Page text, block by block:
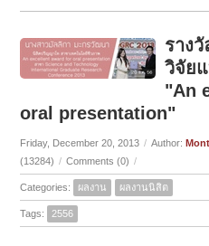
ราง
วิจัย
"An
oral presentation"
Friday, December 20, 2013 / Author:
(13284) / Comments (0) /
Categories: ผลงาน ผลงานนิสิต
Tags: 2556